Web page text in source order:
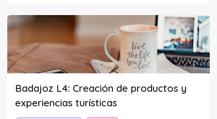
Badajoz L4: Creación de productos y
experiencias turísticas